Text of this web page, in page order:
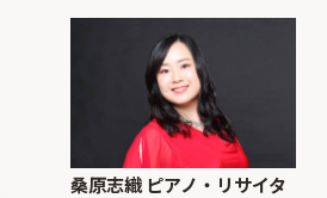
桑原志織 ピアノ・リサイタ